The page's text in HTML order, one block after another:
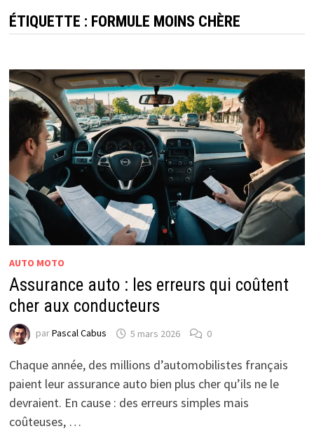
ÉTIQUETTE : FORMULE MOINS CHÈRE
AUTO MOTO
Assurance auto : les erreurs qui coûtent
cher aux conducteurs
parPascal Cabus 5 mars 2026 0
Chaque année, des millions d’automobilistes français
paient leur assurance auto bien plus cher qu’ils ne le
devraient. En cause : des erreurs simples mais
coûteuses, …